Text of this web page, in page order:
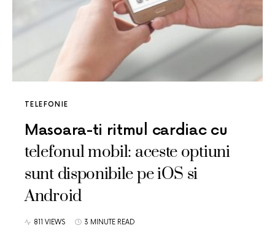
TELEFONIE
Masoara-ti ritmul cardiac cu
telefonul mobil: aceste optiuni
sunt disponibile pe iOS si
Android
811 VIEWS 3 MINUTE READ